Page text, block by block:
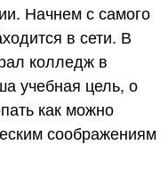
Начнем с самого
в сети. В
колледж в
учебная цель, о
как можно
соображениям